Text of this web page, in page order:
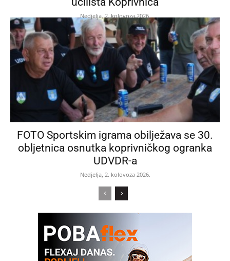
Nedjelja, 2. kolovoza 2026.
FOTO Sportskim igrama obilježava se 30.
obljetnica osnutka koprivničkog ogranka
UDVDR-a
Nedjelja, 2. kolovoza 2026.